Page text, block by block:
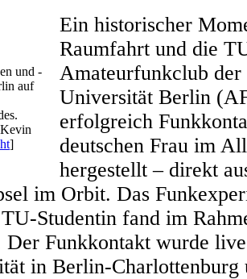
und -
auf
]
Ein historischer
Raumfahrt und die
Amateurfunkclub der
Universität Berlin
erfolgreich
deutschen Frau im
hergestellt – direkt
im Orbit. Das
Studentin fand im
Der Funkkontakt wurde
in Berlin-Charlottenburg